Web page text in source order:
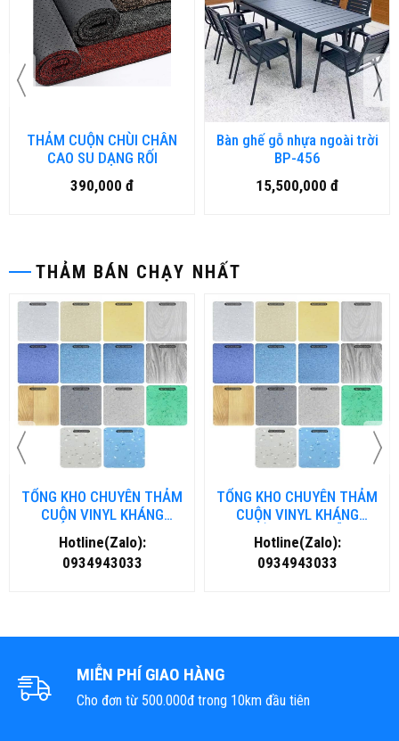
THẢM CUỘN CHÙI CHÂN
CAO SU DẠNG RỐI
390,000 đ
Bàn ghế gỗ nhựa ngoài trời
BP-456
15,500,000 đ
THẢM BÁN CHẠY NHẤT
TỔNG KHO CHUYÊN THẢM
CUỘN VINYL KHÁNG
KHUẨN TẠI ĐÀ NẴNG
Hotline(Zalo):
0934943033
TỔNG KHO CHUYÊN THẢM
CUỘN VINYL KHÁNG
KHUẨN TẠI HÀ NỘI
Hotline(Zalo):
0934943033
MIỄN PHÍ GIAO HÀNG
Cho đơn từ 500.000đ trong 10km đầu tiên